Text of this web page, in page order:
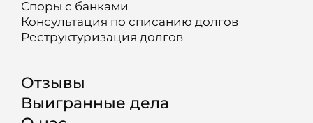
Споры с банками
Консультация по списанию долгов
Реструктуризация долгов
Отзывы
Выигранные дела